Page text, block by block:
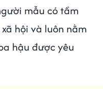
mẫu có tầm
hội và luôn nằm
hậu được yêu